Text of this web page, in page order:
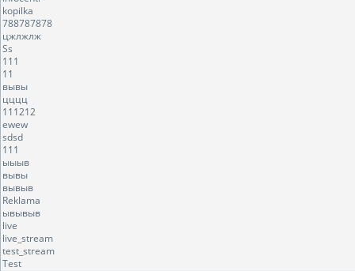
kopilka
788787878
цжлжлж
Ss
111
11
вывы
цццц
111212
ewew
sdsd
111
ыыыв
вывы
вывыв
Reklama
ывывыв
live
live_stream
test_stream
Test